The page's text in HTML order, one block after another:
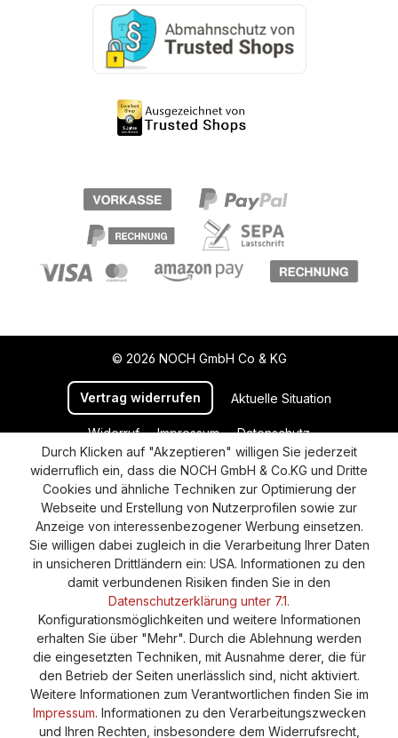
© 2026 NOCH GmbH Co & KG
Vertrag widerrufen Aktuelle Situation
Widerruf Impressum
Datenschutz
Versand und Zahlung
AGB
Cookie-Einstellungen
Barrierefreiheitserklärung
Durch Klicken auf "Akzeptieren" willigen Sie jederzeit
widerruflich ein, dass die NOCH GmbH & Co.KG und Dritte
Cookies und ähnliche Techniken zur Optimierung der
Webseite und Erstellung von Nutzerprofilen sowie zur
Anzeige von interessenbezogener Werbung einsetzen.
Sie willigen dabei zugleich in die Verarbeitung Ihrer Daten
in unsicheren Drittländern ein: USA. Informationen zu den
damit verbundenen Risiken finden Sie in den
Datenschutzerklärung unter 7.1.
Konfigurationsmöglichkeiten und weitere Informationen
erhalten Sie über "Mehr". Durch die Ablehnung werden
die eingesetzten Techniken, mit Ausnahme derer, die für
den Betrieb der Seiten unerlässlich sind, nicht aktiviert.
Weitere Informationen zum Verantwortlichen finden Sie im
Impressum. Informationen zu den Verarbeitungszwecken
und Ihren Rechten, insbesondere dem Widerrufsrecht,